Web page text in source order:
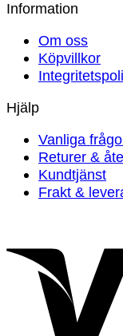
Information
Om oss
Köpvillkor
Hjälp
Vanliga
Returer &
Kundtjänst
Frakt &